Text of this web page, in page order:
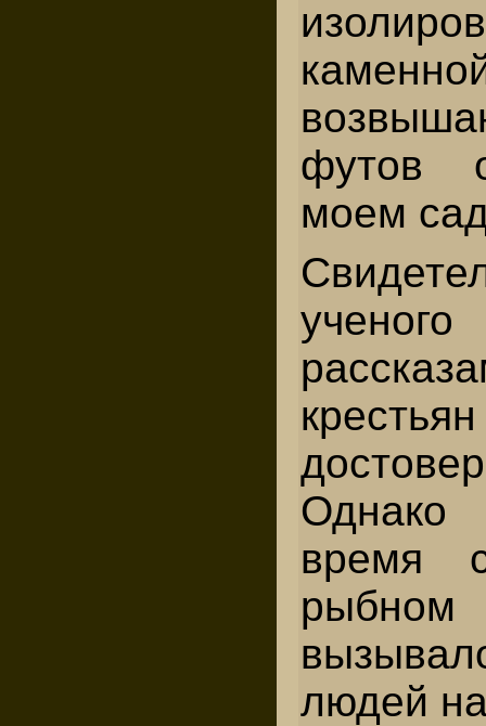
футов
моем
время
людей